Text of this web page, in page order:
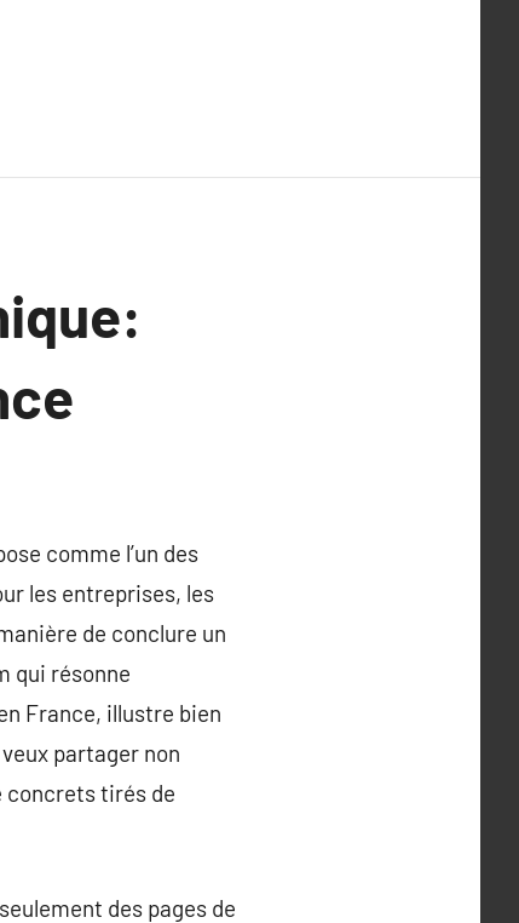
comme l’un des
les entreprises, les
de conclure un
qui résonne
France, illustre bien
partager non
concrets tirés de
des pages de